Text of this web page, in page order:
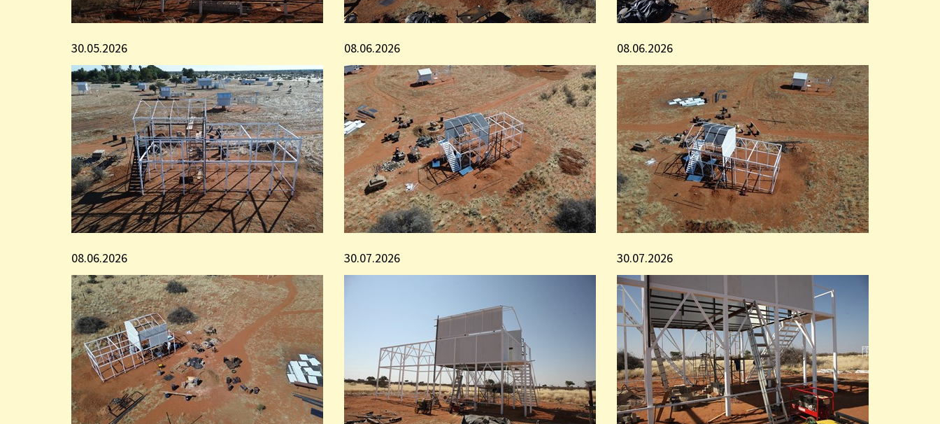
30.05.2026 08.06.2026 08.06.2026
08.06.2026 30.07.2026 30.07.2026